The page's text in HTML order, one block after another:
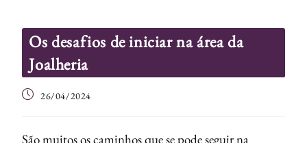
Os desafios de iniciar na área da
Joalheria
26/04/2024
São muitos os caminhos que se pode seguir na